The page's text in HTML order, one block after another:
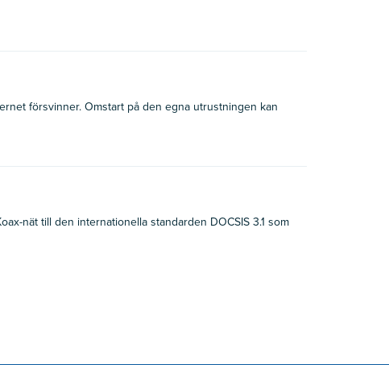
försvinner. Omstart på den egna utrustningen kan
nät till den internationella standarden DOCSIS 3.1 som